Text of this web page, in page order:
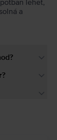
lehet,
a